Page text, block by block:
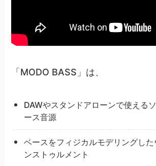
「MODO BASS」は、
DAWやスタンドアローンで使える
ース音源
ベースをフィジカルモデリングした
ンストゥルメント